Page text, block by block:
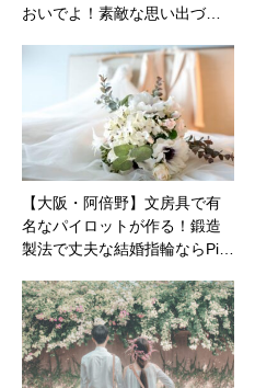
おいでよ！素敵な思い出づ…
【大阪・阿倍野】文房具で有
名なパイロットが作る！鍛造
製法で丈夫な結婚指輪ならPi…